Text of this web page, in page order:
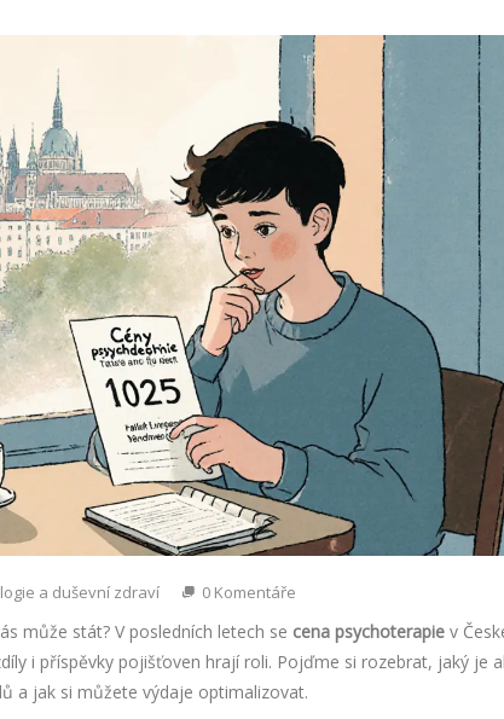
a duševní zdraví 0 Komentáře
může stát? V posledních letech se cena psychoterapie v
i příspěvky pojišťoven hrají roli. Pojďme si rozebrat, jaký je
a jak si můžete výdaje optimalizovat.